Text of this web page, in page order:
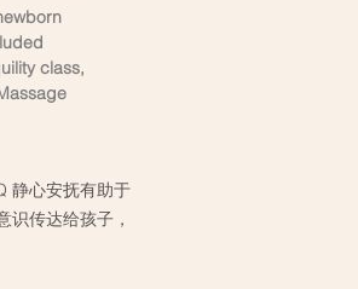
class,
静心安抚有助于
传达给孩子，